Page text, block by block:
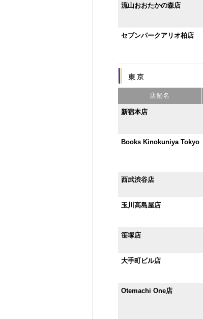
流山おおたかの森店
セブンパークアリオ柏店
店舗名
新宿本店
Books Kinokuniya Tokyo
西武渋谷店
玉川高島屋店
笹塚店
大手町ビル店
Otemachi One店